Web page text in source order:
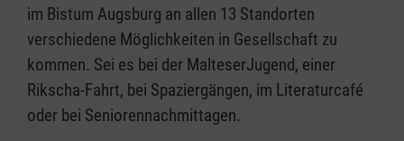
im Bistum Augsburg an allen 13 Standorten
verschiedene Möglichkeiten in Gesellschaft zu
kommen. Sei es bei der MalteserJugend, einer
Rikscha-Fahrt, bei Spaziergängen, im Literaturcafé
oder bei Seniorennachmittagen.